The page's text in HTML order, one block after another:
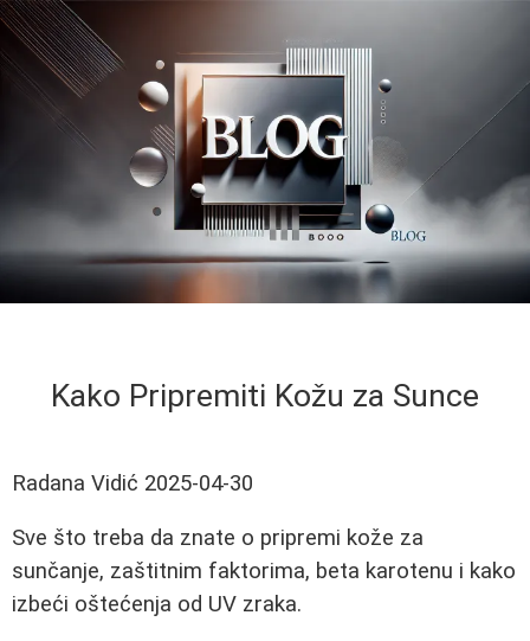
Kako Pripremiti Kožu za Sunce
Radana Vidić 2025-04-30
Sve što treba da znate o pripremi kože za
sunčanje, zaštitnim faktorima, beta karotenu i kako
izbeći oštećenja od UV zraka.